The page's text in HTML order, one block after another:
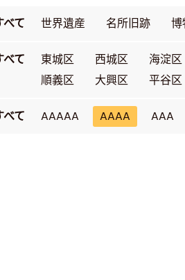
べて 世界遺産 名所旧跡
べて 東城区 西城区
海淀区
順義区
大興区 平谷区
べて AAAAA AAAA AAA